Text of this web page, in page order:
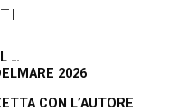
…
2026
CON L’AUTORE